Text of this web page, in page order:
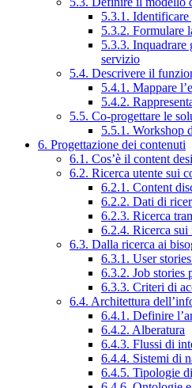
5.3.1.
5.3.2. Formulare
5.3.3.
servizio
5.4. Descrivere il
5.4.1. Mappare
5.4.2.
5.5. Co-progettare le
5.5.1. Workshop
6. Progettazione dei contenuti
6.1. Cos’è il content
6.2. Ricerca utente sui
6.2.1. Content
6.2.2. Dati di
6.2.3. Ricerca
6.2.4. Ricerca sui
6.3. Dalla ricerca ai
6.3.1. User
6.3.2. Job stories
6.3.3. Criteri di
6.4. Architettura
6.4.1. Definire
6.4.2. Alberatura
6.4.3. Flussi di
6.4.4. Sistemi di
6.4.5. Tipologie